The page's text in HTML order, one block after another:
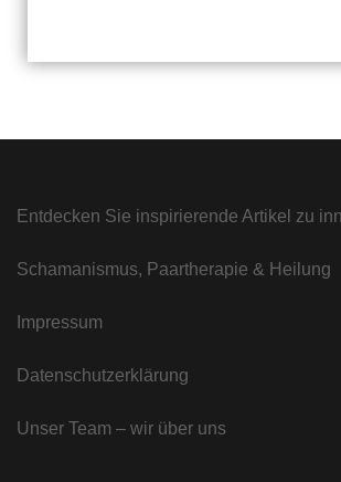
Entdecken Sie inspirierende Artikel zu
Schamanismus, Paartherapie & Heilung
Impressum
Datenschutzerklärung
Unser Team – wir über uns